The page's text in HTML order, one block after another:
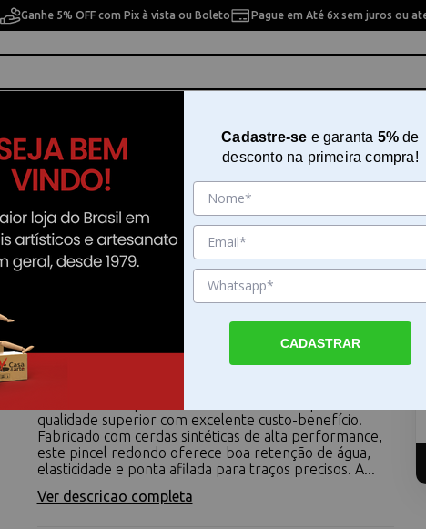
Ganhe 5% OFF com Pix à vista ou Boleto Pague em Até 6x sem juros ou
Pintura Artesanal
Pincel Aquarela Cotman Série 111 Winsor
& Newton
Pincel Aquarela Cotman Série 111 Winsor & NewtonO
qualidade superior com excelente custo-benefício.
Fabricado com cerdas sintéticas de alta performance,
este pincel redondo oferece boa retenção de água,
elasticidade e ponta afilada para traços precisos. A...
Ver descricao completa
Cadastre-se e garanta 5%de
desconto na primeira compra!
CADASTRAR